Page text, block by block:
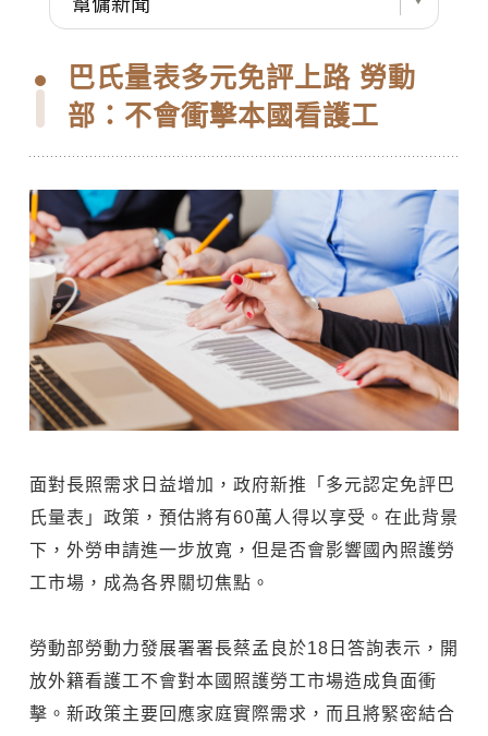
巴氏量表多元免評上路 勞動
部：不會衝擊本國看護工
面對長照需求日益增加，政府新推「多元認定免評巴
氏量表」政策，預估將有60萬人得以享受。在此背景
下，外勞申請進一步放寬，但是否會影響國內照護勞
工市場，成為各界關切焦點。
勞動部勞動力發展署署長蔡孟良於18日答詢表示，開
放外籍看護工不會對本國照護勞工市場造成負面衝
擊。新政策主要回應家庭實際需求，而且將緊密結合